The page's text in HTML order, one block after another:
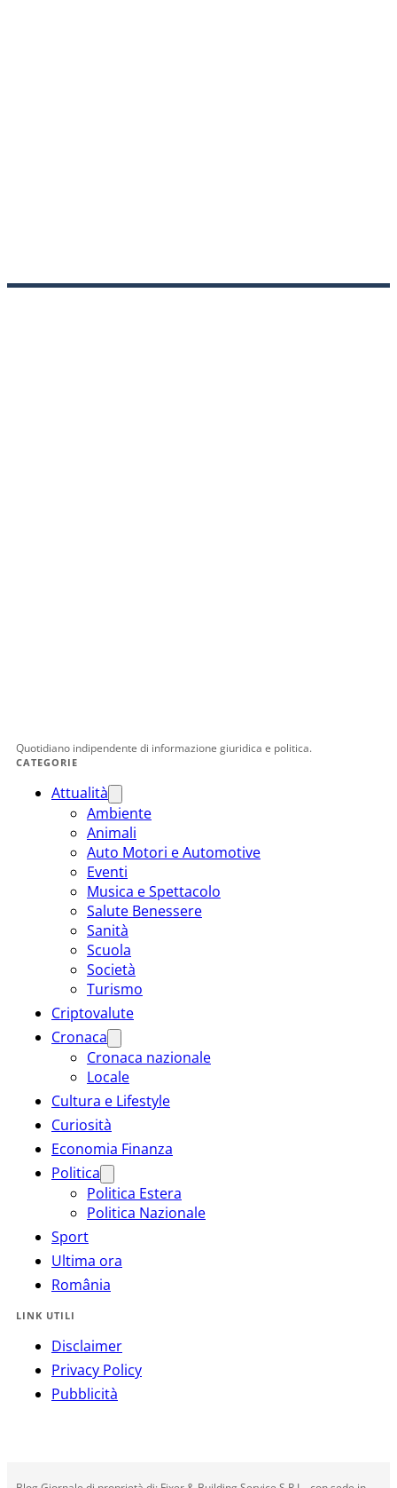
Quotidiano indipendente di informazione giuridica e politica.
CATEGORIE
Attualità
Ambiente
Animali
Auto Motori e Automotive
Eventi
Musica e Spettacolo
Salute Benessere
Sanità
Scuola
Società
Turismo
Criptovalute
Cronaca
Cronaca nazionale
Locale
Cultura e Lifestyle
Curiosità
Economia Finanza
Politica
Politica Estera
Politica Nazionale
Sport
Ultima ora
România
LINK UTILI
Disclaimer
Privacy Policy
Pubblicità